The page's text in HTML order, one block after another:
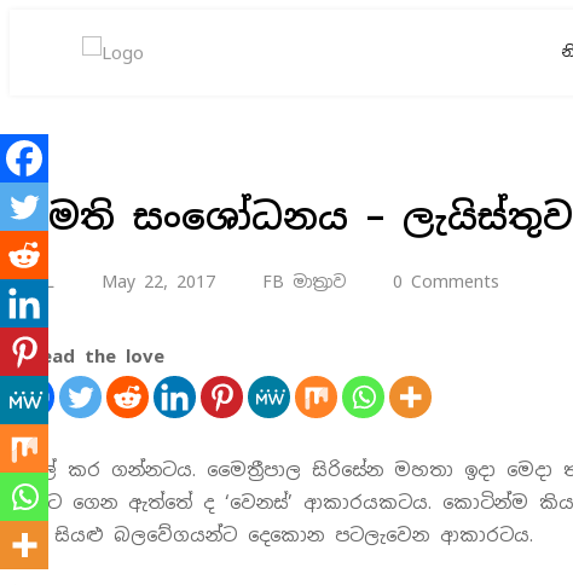
ඇමති සංශෝධනය – ලැයිස්තුව
RSL May 22, 2017 FB මාත්‍රාව 0 Comments
Spread the love
පුළුල් කර ගන්නටය. මෛත්‍රීපාල සිරිසේන මහතා ඉදා
කොට ගෙන ඇත්තේ ද ‘වෙනස්’ ආකාරයකටය. කොටින්ම
කළ සියළු බලවේගයන්ට දෙකොන පටලැවෙන ආකාරටය.